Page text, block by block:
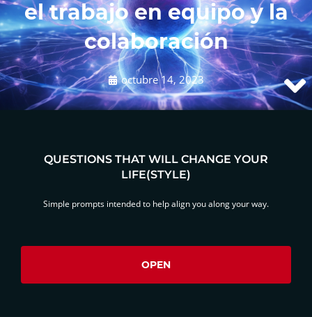
el trabajo en equipo y la
colaboración
octubre 14, 2023
QUESTIONS THAT WILL CHANGE YOUR
LIFE(STYLE)
Simple prompts intended to help align you along your way.
OPEN